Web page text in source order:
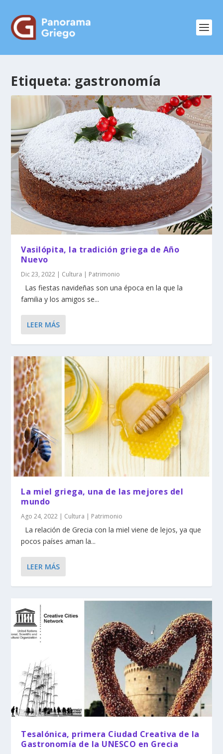
Etiqueta: gastronomía
Vasilópita, la tradición griega de Año
Nuevo
Dic 23, 2022 | Cultura | Patrimonio
Las fiestas navideñas son una época en la que la
familia y los amigos se...
LEER MÁS
La miel griega, una de las mejores del
mundo
Ago 24, 2022 Cultura | Patrimonio
La relación de Grecia con la miel viene de lejos, ya que
pocos países aman la...
LEER MÁS
Tesalónica, primera Ciudad Creativa de la
Gastronomía de la UNESCO en Grecia